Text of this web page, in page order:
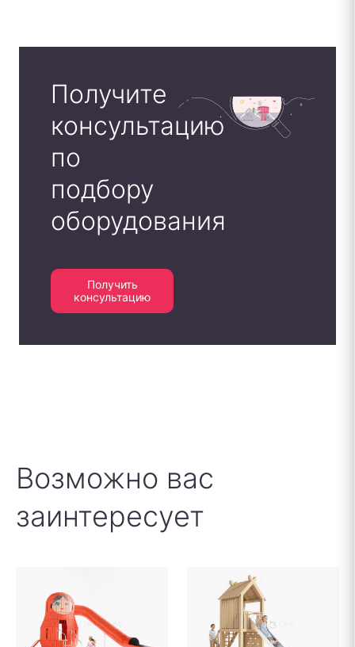
Получите
консультацию
по
подбору
оборудования
Получить
консультацию
Возможно вас
заинтересует